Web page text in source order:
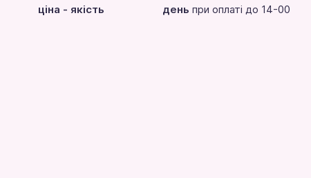
ціна - якість
день при оплаті до 14-00